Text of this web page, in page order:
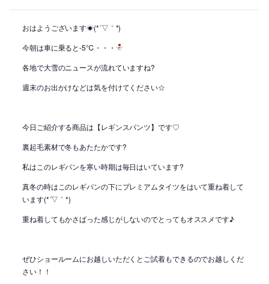
おはようございます☀(*´▽｀*)
今朝は車に乗ると-5℃・・・
各地で大雪のニュースが流れていますね?
週末のお出かけなどは気を付けてください☆
今日ご紹介する商品は【レギンスパンツ】です♡
裏起毛素材で冬もあたたかです?
私はこのレギパンを寒い時期は毎日はいています?
真冬の時はこのレギパンの下にプレミアムタイツをはいて重ね着して
います(*´▽｀*)
重ね着してもかさばった感じがしないのでとってもオススメです♪
ぜひショールームにお越しいただくとご試着もできるのでお越しくだ
さい！！